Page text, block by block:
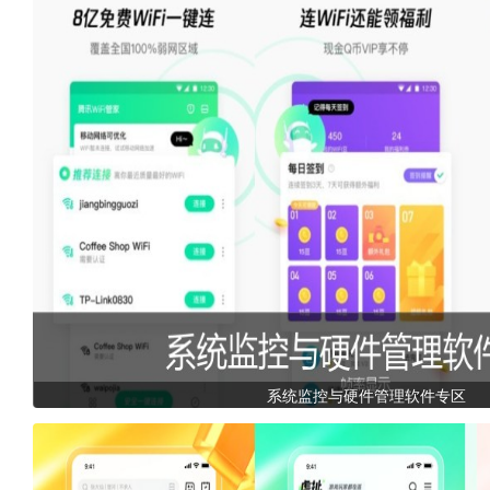
系统监控与硬件管理软件专区